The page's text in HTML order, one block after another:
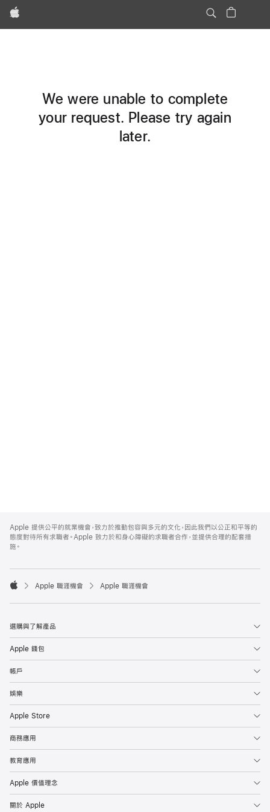
Apple
We were unable to complete
your request. Please try again
later.
Footer
Apple 提供公平的就業機會，致力於推動包容與多元的文化，因此我們以公正和平等的
態度對待所有求職者。Apple 致力於和身心障礙的求職者合作，並提供合理的配套措
施。

Apple 職涯機會 Apple 職涯機會
選購與了解產品
Apple 錢包
帳戶
娛樂
Apple Store
商務應用
教育應用
Apple 價值理念
關於 Apple